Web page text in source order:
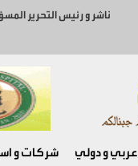
ناشر و رئيس التحرير
عربي و دولي شركات و